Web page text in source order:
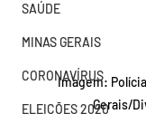
SAÚDE
MINAS GERAIS
CORONAVÍRUS
ELEIÇÕES 2020
Imagem:
Gerais/